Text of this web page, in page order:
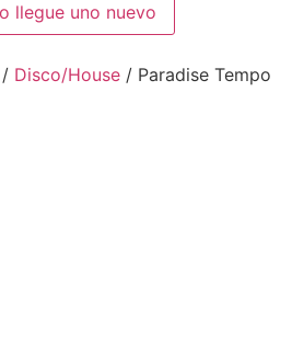
llegue uno nuevo
/ Disco/House / Paradise Tempo